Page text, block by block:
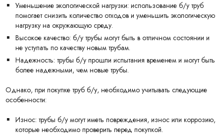
Уменьшение экологической нагрузки: использование б/у труб
помогает снизить количество отходов и уменьшить экологическую
нагрузку на окружающую среду.
Высокое качество: б/у трубы могут быть в отличном состоянии и
не уступать по качеству новым трубам.
Надежность: трубы б/у прошли испытания временем и могут быть
более надежными, чем новые трубы.
Однако, при покупке труб б/у, необходимо учитывать следующие
особенности:
Износ: трубы б/у могут иметь повреждения, износ или коррозию,
которые необходимо проверить перед покупкой.